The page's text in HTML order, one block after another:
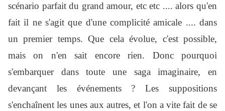
scénario parfait du grand amour, etc etc .... alors qu'en
fait il ne s'agit que d'une complicité amicale .... dans
un premier temps. Que cela évolue, c'est possible,
mais on n'en sait encore rien. Donc pourquoi
s'embarquer dans toute une saga imaginaire, en
devançant les événements ? Les suppositions
s'enchaînent les unes aux autres, et l'on a vite fait de se